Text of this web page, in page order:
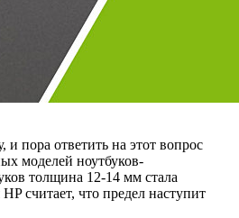
и пора ответить на этот вопрос
моделей ноутбуков-
толщина 12-14 мм стала
считает, что предел наступит